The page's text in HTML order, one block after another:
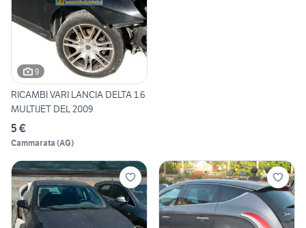
9
RICAMBI VARI LANCIA DELTA 1.6
MULTIJET DEL 2009
5 €
Cammarata (AG)